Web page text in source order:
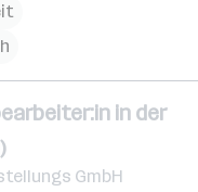
in der
GmbH